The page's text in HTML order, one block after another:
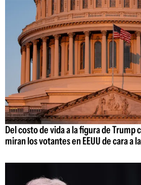
Del costo de vida a la figura de Trump
miran los votantes en EEUU de cara a